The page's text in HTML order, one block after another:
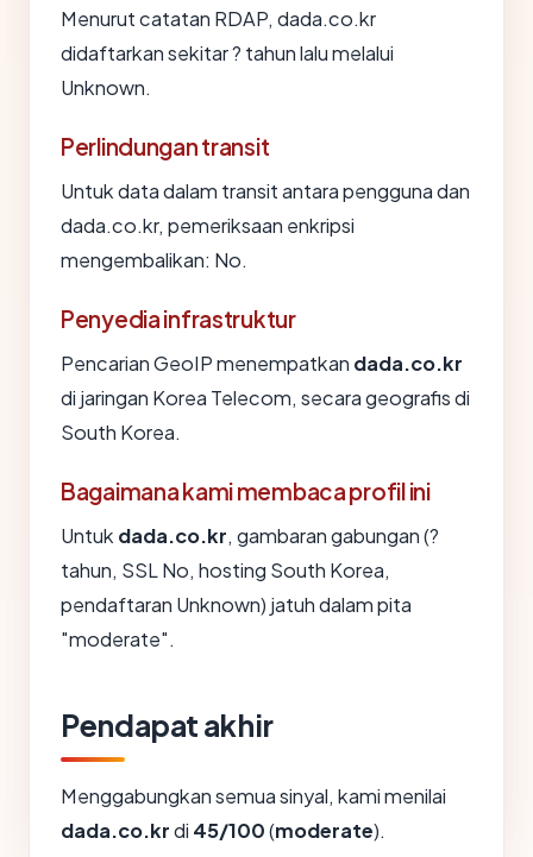
Menurut catatan RDAP, dada.co.kr
didaftarkan sekitar ? tahun lalu melalui
Unknown.
Perlindungan transit
Untuk data dalam transit antara pengguna dan
dada.co.kr, pemeriksaan enkripsi
mengembalikan: No.
Penyedia infrastruktur
Pencarian GeoIP menempatkan dada.co.kr
di jaringan Korea Telecom, secara geografis di
South Korea.
Bagaimana kami membaca profil ini
Untuk dada.co.kr, gambaran gabungan (?
tahun, SSL No, hosting South Korea,
pendaftaran Unknown) jatuh dalam pita
"moderate".
Pendapat akhir
Menggabungkan semua sinyal, kami menilai
dada.co.krdi 45/100(moderate).